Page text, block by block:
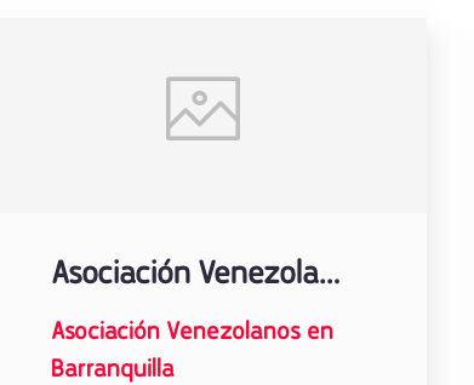
Asociación Venezolanos en Barranquilla
Asociación Venezolanos en
Barranquilla